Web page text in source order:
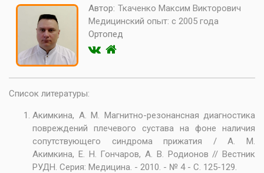
Автор: Ткаченко Максим Викторович
Медицинский опыт: с 2005 года
Ортопед
Список литературы:
Акимкина, А. М. Магнитно-резонансная диагностика
повреждений плечевого сустава на фоне наличия
сопутствующего синдрома прижатия / А. М.
Акимкина, Е. Н. Гончаров, А. В. Родионов // Вестник
РУДН. Серия: Медицина. - 2010. - № 4 - С. 125-129.